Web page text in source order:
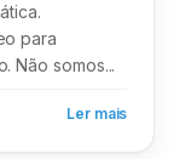
para
Não somos...
Ler mais